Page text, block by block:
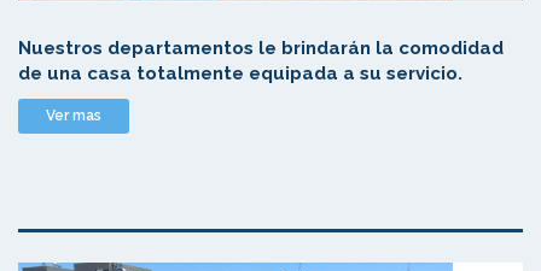
Nuestros departamentos le brindarán la comodidad
de una casa totalmente equipada a su servicio.
Ver mas